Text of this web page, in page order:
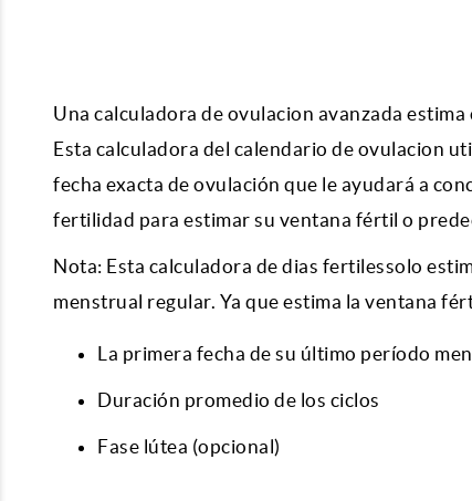
Una calculadora de ovulacion avanzada
Esta calculadora del calendario de ovulacion
fecha exacta de ovulación que le ayudará a
fertilidad para estimar su ventana fértil o
Nota: Esta calculadora de dias fertilessolo
menstrual regular. Ya que estima la ventana
La primera fecha de su último período
Duración promedio de los ciclos
Fase lútea (opcional)